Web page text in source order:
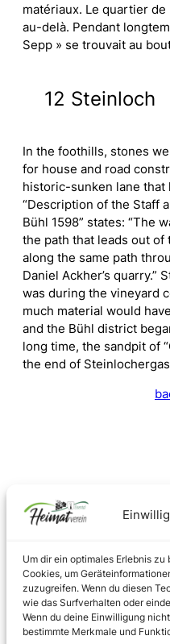
Um dir ein optimales Erlebnis
Cookies, um
zuzugreifen. Wenn du diesen
wie das Surfverhalten oder
Wenn du deine Einwilligung
bestimmte Merkmale und
matériaux. Le quartier
au-delà. Pendant
Sepp » se trouvait au
12 Steinloch
In the foothills, stones
for house and road
historic-sunken lane that
“Description of the Staff
Bühl 1598” states: “The
the path that leads out
along the same path
Daniel Ackher’s quarry.”
was during the vineyard
much material would
and the Bühl district
long time, the sandpit of
the end of
Facebook